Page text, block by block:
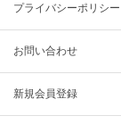
プライバシーポリシー
お問い合わせ
新規会員登録